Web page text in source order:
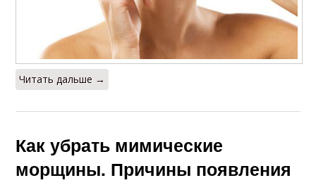
Читать дальше →
Как убрать мимические
морщины. Причины появления